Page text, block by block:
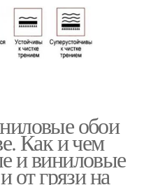
обои
Как и чем
и виниловые
от грязи на